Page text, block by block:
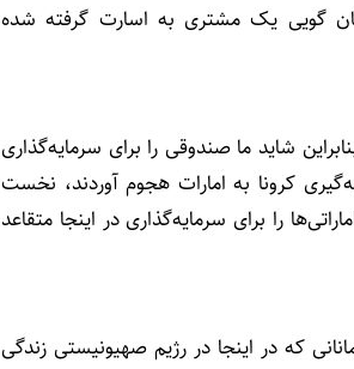
گویی یک مشتری به اسارت گرفته شده
شاید ما صندوقی را برای سرمایه‌گذاری
کرونا به امارات هجوم آوردند، نخست
را برای سرمایه‌گذاری در اینجا متقاعد
که در اینجا در رژیم صهیونیستی زندگی